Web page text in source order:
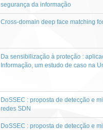
segurança da informação
Cross-domain deep face matching
Da sensibilização à proteção :
Informação, um estudo de caso na
DoSSEC : proposta de detecção e
redes SDN
DoSSEC : proposta de detecção e